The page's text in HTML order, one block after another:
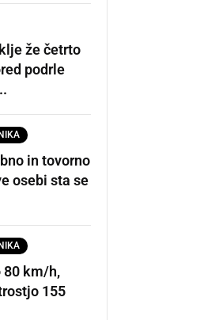
že četrto
podrle
in tovorno
osebi sta se
80 km/h,
155